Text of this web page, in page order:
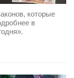
которые
в